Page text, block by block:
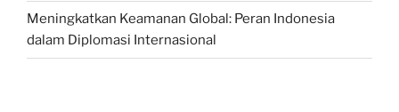
Meningkatkan Keamanan Global: Peran Indonesia
dalam Diplomasi Internasional